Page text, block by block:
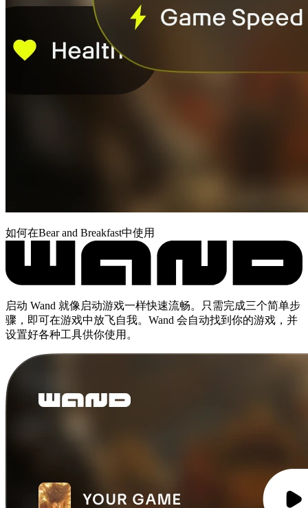
如何在Bear and Breakfast中使用
启动 Wand 就像启动游戏一样快速流畅。只需完成三个简单步
骤，即可在游戏中放飞自我。Wand 会自动找到你的游戏，并
设置好各种工具供你使用。